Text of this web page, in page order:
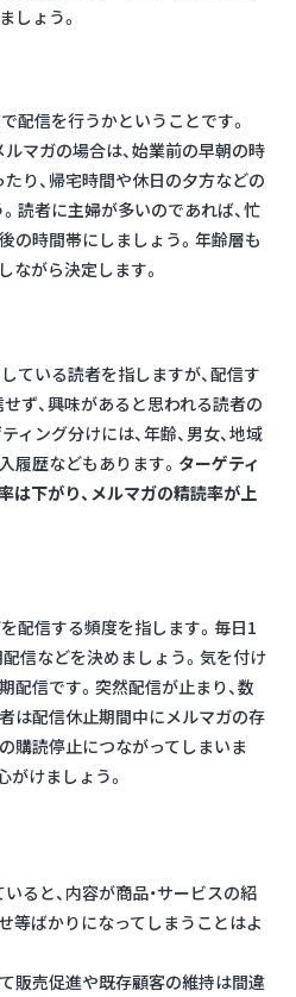
しょう。
配信を行うかということです。
マガの場合は、始業前の早朝の時
り、帰宅時間や休日の夕方などの
読者に主婦が多いのであれば、忙
の時間帯にしましょう。年齢層も
ながら決定します。
ている読者を指しますが、配信す
ず、興味があると思われる読者の
ィング分けには、年齢、男女、地域
履歴などもあります。 ターゲティ
は下がり、メルマガの精読率が上
配信する頻度を指します。毎日1
配信などを決めましょう。気を付け
配信です。突然配信が止まり、数
は配信休止期間中にメルマガの存
購読停止につながってしまいま
けましょう。
ると、内容が商品・サービスの紹
等ばかりになってしまうことはよ
販売促進や既存顧客の維持は間違